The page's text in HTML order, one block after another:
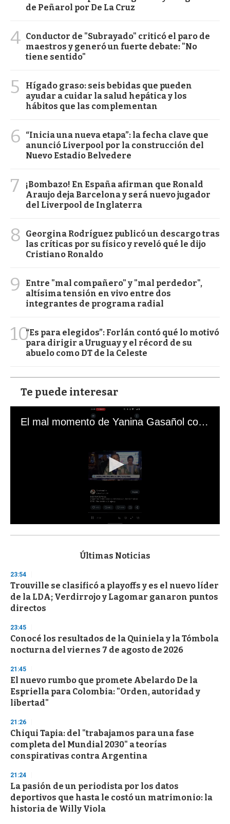
de Peñarol por De La Cruz
4 Conductor de "Subrayado" criticó el paro de
maestros y generó un fuerte debate: "No
tiene sentido"
5
Hígado graso: seis bebidas que pueden
ayudar a cuidar la salud hepática y los
hábitos que las complementan
6
“Inicia una nueva etapa”: la fecha clave que
anunció Liverpool por la construcción del
Nuevo Estadio Belvedere
7
¡Bombazo! En España afirman que Ronald
Araujo deja Barcelona y será nuevo jugador
del Liverpool de Inglaterra
8
Georgina Rodríguez publicó un descargo tras
las críticas por su físico y reveló qué le dijo
Cristiano Ronaldo
9
Entre "mal compañero" y "mal perdedor",
altísima tensión en vivo entre dos
integrantes de programa radial
10“Es para elegidos”: Forlán contó qué lo motivó
para dirigir a Uruguay y el récord de su
abuelo como DT de la Celeste
Te puede interesar
El mal momento de Yanina Gasañol con un hincha argentino en "Subrayado"
s
d
s
o
f
3
s
e
c
o
d
s
Últimas Noticias
23:54
Trouville se clasificó a playoffs y es el nuevo líder
de la LDA; Verdirrojo y Lagomar ganaron puntos
directos
23:45
Conocé los resultados de la Quiniela y la Tómbola
nocturna del viernes 7 de agosto de 2026
21:45
El nuevo rumbo que promete Abelardo De la
Espriella para Colombia: "Orden, autoridad y
libertad"
21:26
Chiqui Tapia: del "trabajamos para una fase
completa del Mundial 2030" a teorías
conspirativas contra Argentina
21:24
La pasión de un periodista por los datos
deportivos que hasta le costó un matrimonio: la
historia de Willy Viola